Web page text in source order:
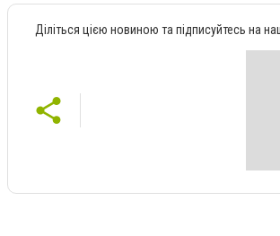
Діліться цією новиною та підписуйтесь на